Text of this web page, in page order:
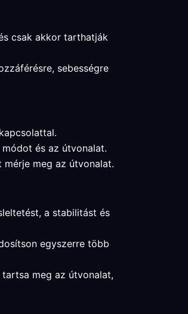
csak akkor tarthatják
sebességre
és az útvonalat.
meg az útvonalat.
a stabilitást és
egyszerre több
meg az útvonalat,